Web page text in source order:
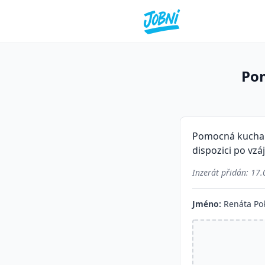
Pomocná
dispozici po
Inzerát přidán:
Jméno: Renáta